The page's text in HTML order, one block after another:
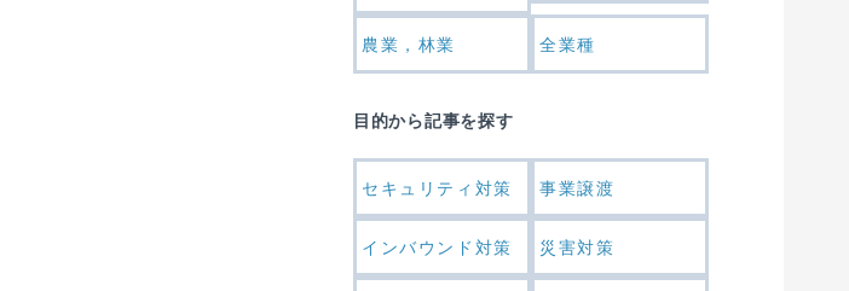
農業，林業 全業種
目的から記事を探す
セキュリティ対策 事業譲渡
インバウンド対策 災害対策